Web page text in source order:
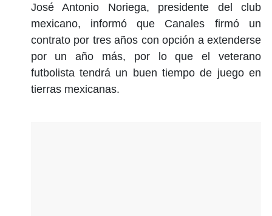
José Antonio Noriega, presidente del club
mexicano, informó que Canales firmó un
contrato por tres años con opción a extenderse
por un año más, por lo que el veterano
futbolista tendrá un buen tiempo de juego en
tierras mexicanas.